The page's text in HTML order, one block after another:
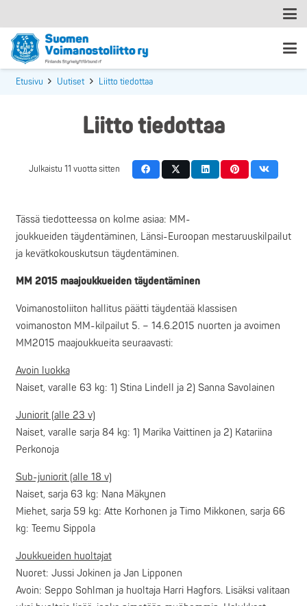
Etusivu Uutiset Liitto tiedottaa
Liitto tiedottaa
Julkaistu 11 vuotta sitten
Tässä tiedotteessa on kolme asiaa: MM-
joukkueiden täydentäminen, Länsi-Euroopan mestaruuskilpailut
ja kevätkokouskutsun täydentäminen.
MM 2015 maajoukkueiden täydentäminen
Voimanostoliiton hallitus päätti täydentää klassisen
voimanoston MM-kilpailut 5. – 14.6.2015 nuorten ja avoimen
MM2015 maajoukkueita seuraavasti:
Avoin luokka
Naiset, varalle 63 kg: 1) Stina Lindell ja 2) Sanna Savolainen
Juniorit (alle 23 v)
Naiset, varalle sarja 84 kg: 1) Marika Vaittinen ja 2) Katariina
Perkonoja
Sub-juniorit (alle 18 v)
Naiset, sarja 63 kg: Nana Mäkynen
Miehet, sarja 59 kg: Atte Korhonen ja Timo Mikkonen, sarja 66
kg: Teemu Sippola
Joukkueiden huoltajat
Nuoret: Jussi Jokinen ja Jan Lipponen
Avoin: Seppo Sohlman ja huoltaja Harri Hagfors. Lisäksi valitaan